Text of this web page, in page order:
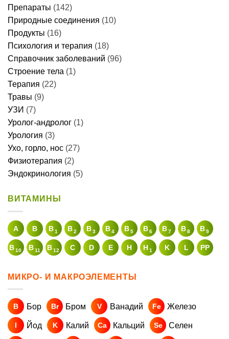
Препараты (142)
Природные соединения (10)
Продукты (16)
Психология и терапия (18)
Справочник заболеваний (96)
Строение тела (1)
Терапия (22)
Травы (9)
УЗИ (7)
Уролог-андролог (1)
Урология (3)
Ухо, горло, нос (27)
Физиотерапия (2)
Эндокринология (5)
ВИТАМИНЫ
A В B1 B2 B3 B4 B5 B6 B7 B8 B9
B10 B 11 B12 C D E H H1 K L PP
МИКРО- И МАКРОЭЛЕМЕНТЫ
B Бор Br Бром V Ванадий Fe Железо
I Йод K Калий Ca Кальций Se Селен